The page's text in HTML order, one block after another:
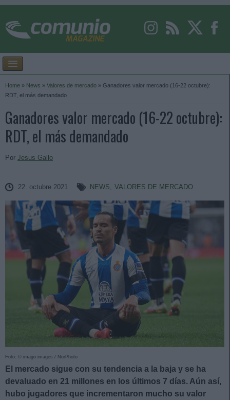
Home » News » Valores de mercado » Ganadores valor mercado (16-22 octubre):
RDT, el más demandado
Ganadores valor mercado (16-22 octubre):
RDT, el más demandado
Por Jesus Gallo
22. octubre 2021 NEWS, VALORES DE MERCADO
Foto: © imago images / NurPhoto
El mercado sigue con su tendencia a la baja y se ha
devaluado en 21 millones en los últimos 7 días. Aún así,
hubo jugadores que incrementaron mucho su valor